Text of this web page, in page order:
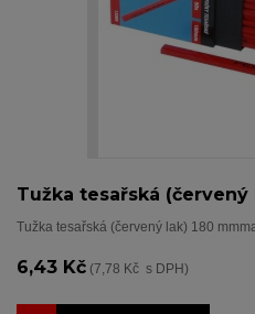
Tužka tesařská (červený
Tužka tesařská (červený lak) 180
6,43 Kč (7,78 Kč s DPH)